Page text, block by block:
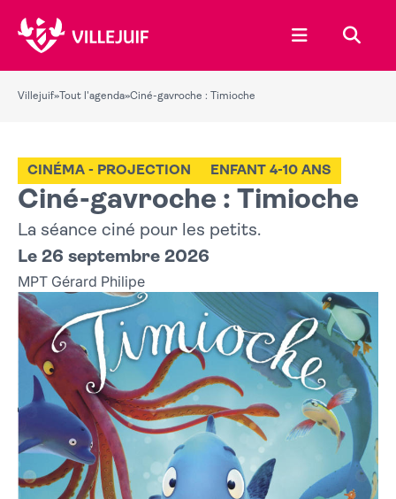
Ouvrir le
Villejuif» Tout l'agenda»Ciné-gavroche : Timioche
Ciné-gavroche : Timioche
CINÉMA - PROJECTION ENFANT 4-10 ANS
La séance ciné pour les petits.
Le 26 septembre 2026
MPT Gérard Philipe